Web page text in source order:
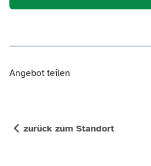
Angebot teilen
zurück zum Standort